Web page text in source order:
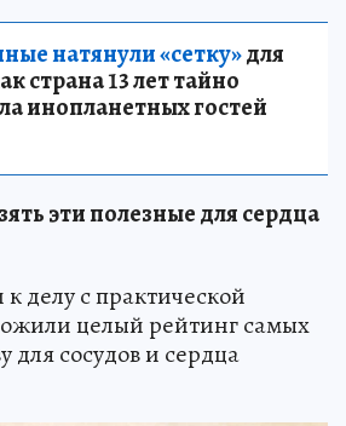
натянули «сетку»для
страна 13 лет тайно
инопланетных гостей
эти полезные для сердца
делу с практической
целый рейтинг самых
для сосудов и сердца